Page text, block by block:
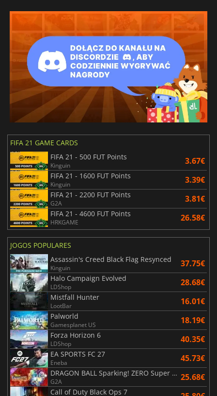
FIFA 21 GAME CARDS
FIFA 21 - 500 FUT Points
Kinguin 3.67€
FIFA 21 - 1600 FUT Points
Kinguin 3.39€
FIFA 21 - 2200 FUT Points
G2A 3.81€
FIFA 21 - 4600 FUT Points
HRKGAME 26.58€
JOGOS POPULARES
Assassin's Creed Black Flag Resynced
Kinguin 37.75€
Halo Campaign Evolved
LDShop 28.68€
Mistfall Hunter
LootBar 16.01€
Palworld
Gamesplanet US 18.19€
Forza Horizon 6
LDShop 40.35€
EA SPORTS FC 27
Eneba 45.73€
DRAGON BALL Sparking! ZERO Super Limit Breaking NEO
G2A 25.68€
Call of Duty Black Ops 7